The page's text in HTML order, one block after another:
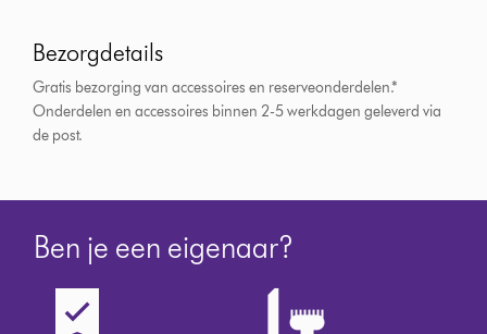
Bezorgdetails
Gratis bezorging van accessoires en reserveonderdelen.*
Onderdelen en accessoires binnen 2-5 werkdagen geleverd via
de post.
Ben je een eigenaar?